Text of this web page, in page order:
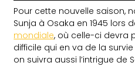
Pour cette nouvelle saison,
Sunja à Osaka en 1945 lors
mondiale, où celle-ci devra
difficile qui en va de la
on suivra aussi l’intrigue de